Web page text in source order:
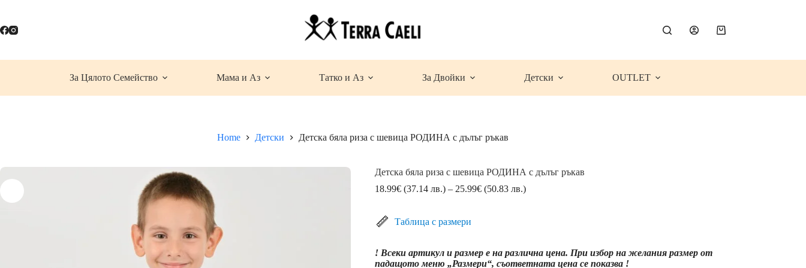
content
Shopping
За Цялото Семейство Мама и Аз Татко и Аз За Двойки Детски OUTLET
Home Детски Детска бяла риза с шевица РОДИНА с дълъг ръкав
Детска бяла риза с шевица РОДИНА с дълъг ръкав
18.99€(37.14 лв.) – 25.99€(50.83 лв.)Price
25.99€
(50.83
Таблица с размери
! Всеки артикул и размер е на различна цена. При избор на желания размер от
падащото меню „Размери“, съответната цена се показва !